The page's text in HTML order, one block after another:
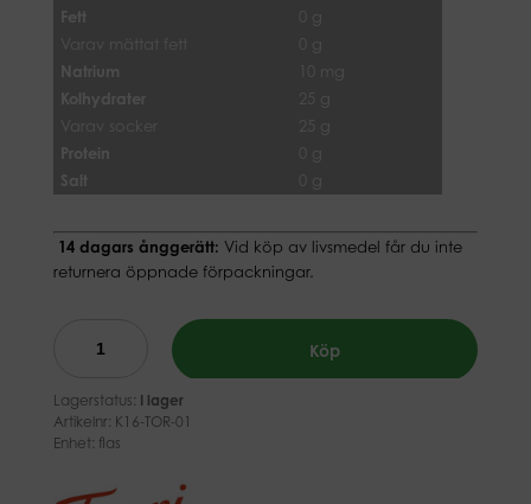
Fett
Varav mättat fett
Natrium
10 mg
Kolhydrater
Varav socker
Protein
Salt
14 dagars ånggerätt: Vid köp av livsmedel får du inte
returnera öppnade förpackningar.
Köp
Lagerstatus: I lager
Artikelnr: K16-TOR-01
Enhet: flas